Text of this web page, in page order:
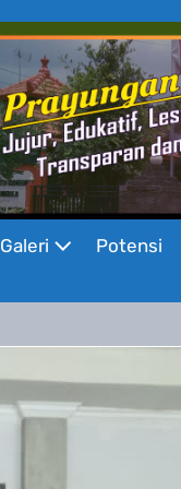
Galeri Potensi